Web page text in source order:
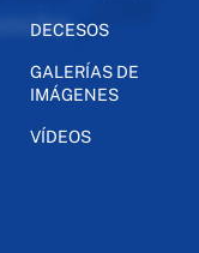
DECESOS
GALERÍAS DE
IMÁGENES
VÍDEOS